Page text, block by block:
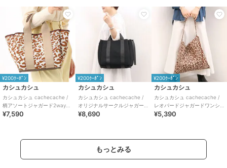
¥200ｸｰﾎﾟﾝ
カシュカシュ
カシュカシュ cachecache /
柄アソートジャガード2wayト
ートバッグ
¥7,590
¥200ｸｰﾎﾟﾝ
カシュカシュ
カシュカシュ cachecache /
オリジナルサークルジャガー
ド2wayトート
¥8,690
¥200ｸｰﾎﾟﾝ
カシュカシュ
カシュカシュ cachecache /
レオパードジャガードワンシ
ョルダートート
¥5,390
もっとみる